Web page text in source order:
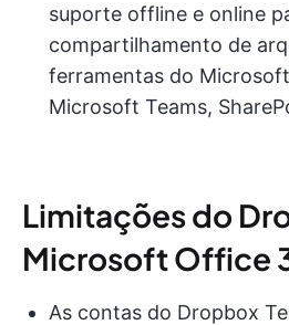
suporte offline e online
compartilhamento de
ferramentas do
Microsoft Teams,
Limitações do
Microsoft Office
As contas do Dropbox